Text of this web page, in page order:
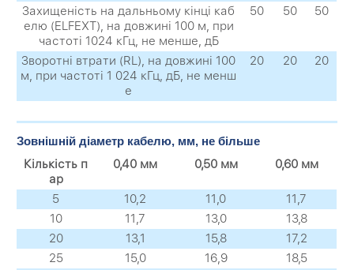
Захищеність на дальньому кінці каб
елю (ELFEXT), на довжині 100 м, при
частоті 1024 кГц, не менше, дБ
50 50 50
Зворотні втрати (RL), на довжині 100
м, при частоті 1 024 кГц, дБ, не менш
е
20 20 20
Зовнішній діаметр кабелю, мм, не більше
Кількість п
ар
0,40 мм 0,50 мм 0,60 мм
5 10,2 11,0
11,7
10
11,7 13,0
13,8
20
13,1 15,8
17,2
25
15,0 16,9
18,5